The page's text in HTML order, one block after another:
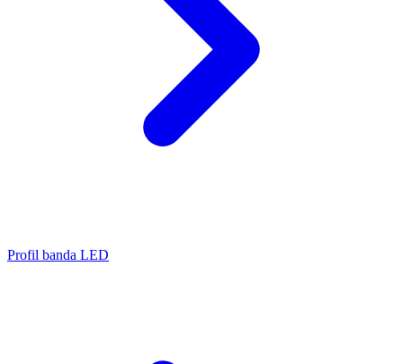
Profil banda LED